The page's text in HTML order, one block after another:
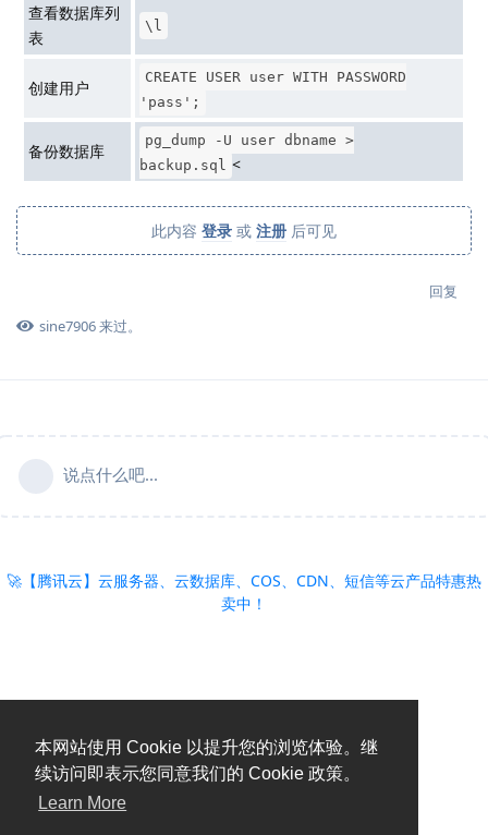
本网站使用 Cookie 以提升您的浏览体验。继
续访问即表示您同意我们的 Cookie 政策。
Learn More
查看数据库列
表
\l
创建用户
CREATE USER user WITH PASSWORD
'pass';
备份数据库
pg_dump -U user dbname >
backup.sql <
此内容 登录 或 注册 后可见
回复
sine7906来过。
说点什么吧...
🚀【腾讯云】云服务器、云数据库、COS、CDN、短信等云产品特惠热
卖中！